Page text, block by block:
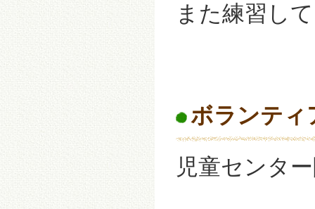
また練習し
ボランテ
児童センタ